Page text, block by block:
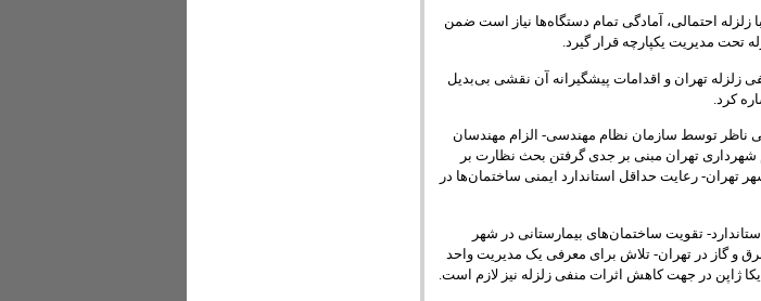
زلزله احتمالی، آمادگی تمام دستگاه‌ها نیاز است ضمن
تحت مدیریت یکپارچه قرار گیرد.
تهران و اقدامات پیشگیرانه آن نقشی بی‌بدیل
کرد.
ناظر توسط سازمان نظام مهندسی- الزام مهندسان
تهران مبنی بر جدی گرفتن بحث نظارت بر
تهران- رعایت حداقل استاندارد ایمنی ساختمان‌ها در
تقویت ساختمان‌های بیمارستانی در شهر
و گاز در تهران- تلاش برای معرفی یک مدیریت واحد
ژاپن در جهت کاهش اثرات منفی زلزله نیز لازم است.